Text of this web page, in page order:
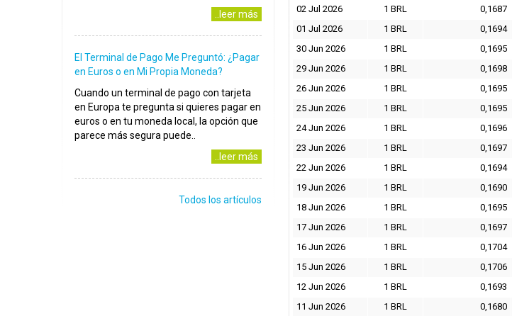
02 Jul 2026
1 BRL 0,1687
01 Jul 2026
1 BRL 0,1694
30 Jun 2026
1 BRL 0,1695
29 Jun 2026
1 BRL 0,1698
26 Jun 2026
1 BRL 0,1695
25 Jun 2026
1 BRL 0,1695
24 Jun 2026
1 BRL 0,1696
23 Jun 2026
1 BRL 0,1697
22 Jun 2026
1 BRL 0,1694
19 Jun 2026
1 BRL 0,1690
18 Jun 2026
1 BRL 0,1695
17 Jun 2026
1 BRL 0,1697
16 Jun 2026
1 BRL 0,1704
15 Jun 2026
1 BRL 0,1706
12 Jun 2026
1 BRL 0,1693
11 Jun 2026
1 BRL 0,1680
..leer más
El Terminal de Pago Me Preguntó: ¿Pagar
en Euros o en Mi Propia Moneda?
Cuando un terminal de pago con tarjeta
en Europa te pregunta si quieres pagar en
euros o en tu moneda local, la opción que
parece más segura puede..
..leer más
Todos los artículos